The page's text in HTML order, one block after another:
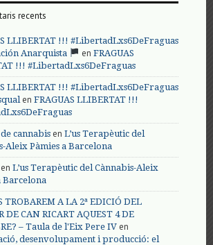
recents
LLIBERTAT !!! #LibertadLxs6DeFraguas
Anarquista
en FRAGUAS
!!! #LibertadLxs6DeFraguas
LLIBERTAT !!! #LibertadLxs6DeFraguas
en FRAGUAS LLIBERTAT !!!
cannabis en L’us Terapèutic del
Aleix Pàmies a Barcelona
en L’us Terapèutic del Cànnabis-Aleix
Barcelona
TROBAREM A LA 2ª EDICIÓ DEL
DE CAN RICART AQUEST 4 DE
– Taula de l'Eix Pere IV en
desenvolupament i producció: el